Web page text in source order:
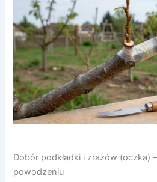
Dobór podkładki i zrazów (oczka)
powodzeniu